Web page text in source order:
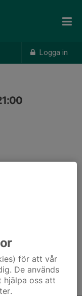
Logga in
för att vår
De används
hjälpa oss att